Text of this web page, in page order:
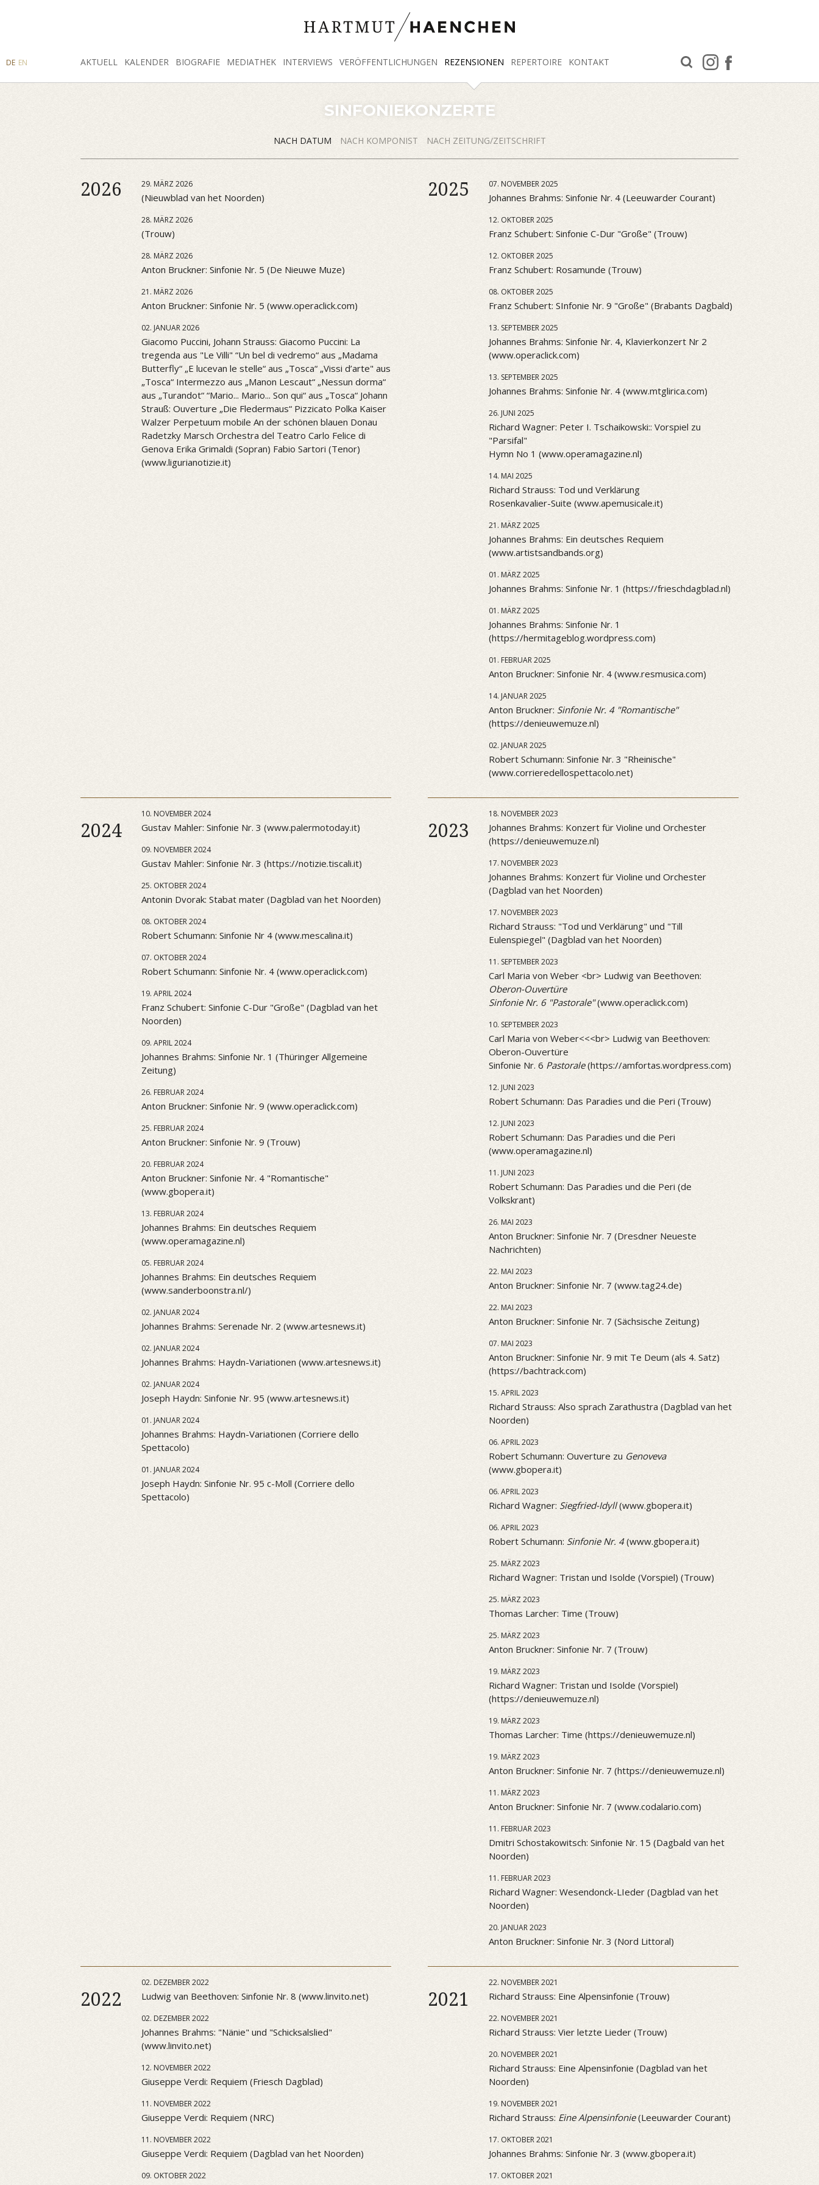
AKTUELL KALENDER BIOGRAFIE MEDIATHEK INTERVIEWS VERÖFFENTLICHUNGEN REZENSIONEN REPERTOIRE KONTAKT
FACEBOOK
INSTAGRAM
SUCHE
DE EN
SINFONIEKONZERTE
NACH DATUM NACH KOMPONIST NACH ZEITUNG/ZEITSCHRIFT
2026 29. MÄRZ 2026
(Nieuwblad van het Noorden)
28. MÄRZ 2026
(Trouw)
28. MÄRZ 2026
Anton Bruckner: Sinfonie Nr. 5 (De Nieuwe Muze)
21. MÄRZ 2026
Anton Bruckner: Sinfonie Nr. 5 (www.operaclick.com)
02. JANUAR 2026
Giacomo Puccini, Johann Strauss: Giacomo Puccini: La
tregenda aus "Le Villi" “Un bel di vedremo“ aus „Madama
Butterfly“ „E lucevan le stelle“ aus „Tosca“ „Vissi d’arte" aus
„Tosca“ Intermezzo aus „Manon Lescaut“ „Nessun dorma“
aus „Turandot“ “Mario... Mario... Son qui“ aus „Tosca“ Johann
Strauß: Ouverture „Die Fledermaus“ Pizzicato Polka Kaiser
Walzer Perpetuum mobile An der schönen blauen Donau
Radetzky Marsch Orchestra del Teatro Carlo Felice di
Genova Erika Grimaldi (Sopran) Fabio Sartori (Tenor)
(www.ligurianotizie.it)
2025 07. NOVEMBER 2025
Johannes Brahms: Sinfonie Nr. 4 (Leeuwarder Courant)
12. OKTOBER 2025
Franz Schubert: Sinfonie C-Dur "Große" (Trouw)
12. OKTOBER 2025
Franz Schubert: Rosamunde (Trouw)
08. OKTOBER 2025
Franz Schubert: SInfonie Nr. 9 "Große" (Brabants Dagbald)
13. SEPTEMBER 2025
Johannes Brahms: Sinfonie Nr. 4, Klavierkonzert Nr 2
(www.operaclick.com)
13. SEPTEMBER 2025
Johannes Brahms: Sinfonie Nr. 4 (www.mtglirica.com)
26. JUNI 2025
Richard Wagner: Peter I. Tschaikowski:: Vorspiel zu
"Parsifal"
Hymn No 1 (www.operamagazine.nl)
14. MAI 2025
Richard Strauss: Tod und Verklärung
Rosenkavalier-Suite (www.apemusicale.it)
21. MÄRZ 2025
Johannes Brahms: Ein deutsches Requiem
(www.artistsandbands.org)
01. MÄRZ 2025
Johannes Brahms: Sinfonie Nr. 1 (https://frieschdagblad.nl)
01. MÄRZ 2025
Johannes Brahms: Sinfonie Nr. 1
(https://hermitageblog.wordpress.com)
01. FEBRUAR 2025
Anton Bruckner: Sinfonie Nr. 4 (www.resmusica.com)
14. JANUAR 2025
Anton Bruckner: Sinfonie Nr. 4 "Romantische"
(https://denieuwemuze.nl)
02. JANUAR 2025
Robert Schumann: Sinfonie Nr. 3 "Rheinische"
(www.corrieredellospettacolo.net)
2024
10. NOVEMBER 2024
Gustav Mahler: Sinfonie Nr. 3 (www.palermotoday.it)
09. NOVEMBER 2024
Gustav Mahler: Sinfonie Nr. 3 (https://notizie.tiscali.it)
25. OKTOBER 2024
Antonin Dvorak: Stabat mater (Dagblad van het Noorden)
08. OKTOBER 2024
Robert Schumann: Sinfonie Nr 4 (www.mescalina.it)
07. OKTOBER 2024
Robert Schumann: Sinfonie Nr. 4 (www.operaclick.com)
19. APRIL 2024
Franz Schubert: Sinfonie C-Dur "Große" (Dagblad van het
Noorden)
09. APRIL 2024
Johannes Brahms: Sinfonie Nr. 1 (Thüringer Allgemeine
Zeitung)
26. FEBRUAR 2024
Anton Bruckner: Sinfonie Nr. 9 (www.operaclick.com)
25. FEBRUAR 2024
Anton Bruckner: Sinfonie Nr. 9 (Trouw)
20. FEBRUAR 2024
Anton Bruckner: Sinfonie Nr. 4 "Romantische"
(www.gbopera.it)
13. FEBRUAR 2024
Johannes Brahms: Ein deutsches Requiem
(www.operamagazine.nl)
05. FEBRUAR 2024
Johannes Brahms: Ein deutsches Requiem
(www.sanderboonstra.nl/)
02. JANUAR 2024
Johannes Brahms: Serenade Nr. 2 (www.artesnews.it)
02. JANUAR 2024
Johannes Brahms: Haydn-Variationen (www.artesnews.it)
02. JANUAR 2024
Joseph Haydn: Sinfonie Nr. 95 (www.artesnews.it)
01. JANUAR 2024
Johannes Brahms: Haydn-Variationen (Corriere dello
Spettacolo)
01. JANUAR 2024
Joseph Haydn: Sinfonie Nr. 95 c-Moll (Corriere dello
Spettacolo)
2023
18. NOVEMBER 2023
Johannes Brahms: Konzert für Violine und Orchester
(https://denieuwemuze.nl)
17. NOVEMBER 2023
Johannes Brahms: Konzert für Violine und Orchester
(Dagblad van het Noorden)
17. NOVEMBER 2023
Richard Strauss: "Tod und Verklärung" und "Till
Eulenspiegel" (Dagblad van het Noorden)
11. SEPTEMBER 2023
Carl Maria von Weber <br> Ludwig van Beethoven:
Oberon-Ouvertüre
Sinfonie Nr. 6 "Pastorale"(www.operaclick.com)
10. SEPTEMBER 2023
Carl Maria von Weber<<<br> Ludwig van Beethoven:
Oberon-Ouvertüre
Sinfonie Nr. 6 Pastorale(https://amfortas.wordpress.com)
12. JUNI 2023
Robert Schumann: Das Paradies und die Peri (Trouw)
12. JUNI 2023
Robert Schumann: Das Paradies und die Peri
(www.operamagazine.nl)
11. JUNI 2023
Robert Schumann: Das Paradies und die Peri (de
Volkskrant)
26. MAI 2023
Anton Bruckner: Sinfonie Nr. 7 (Dresdner Neueste
Nachrichten)
22. MAI 2023
Anton Bruckner: Sinfonie Nr. 7 (www.tag24.de)
22. MAI 2023
Anton Bruckner: Sinfonie Nr. 7 (Sächsische Zeitung)
07. MAI 2023
Anton Bruckner: Sinfonie Nr. 9 mit Te Deum (als 4. Satz)
(https://bachtrack.com)
15. APRIL 2023
Richard Strauss: Also sprach Zarathustra (Dagblad van het
Noorden)
06. APRIL 2023
Robert Schumann: Ouverture zu Genoveva
(www.gbopera.it)
06. APRIL 2023
Richard Wagner: Siegfried-Idyll(www.gbopera.it)
06. APRIL 2023
Robert Schumann: Sinfonie Nr. 4(www.gbopera.it)
25. MÄRZ 2023
Richard Wagner: Tristan und Isolde (Vorspiel) (Trouw)
25. MÄRZ 2023
Thomas Larcher: Time (Trouw)
25. MÄRZ 2023
Anton Bruckner: Sinfonie Nr. 7 (Trouw)
19. MÄRZ 2023
Richard Wagner: Tristan und Isolde (Vorspiel)
(https://denieuwemuze.nl)
19. MÄRZ 2023
Thomas Larcher: Time (https://denieuwemuze.nl)
19. MÄRZ 2023
Anton Bruckner: Sinfonie Nr. 7 (https://denieuwemuze.nl)
11. MÄRZ 2023
Anton Bruckner: Sinfonie Nr. 7 (www.codalario.com)
11. FEBRUAR 2023
Dmitri Schostakowitsch: Sinfonie Nr. 15 (Dagbald van het
Noorden)
11. FEBRUAR 2023
Richard Wagner: Wesendonck-LIeder (Dagblad van het
Noorden)
20. JANUAR 2023
Anton Bruckner: Sinfonie Nr. 3 (Nord Littoral)
2022
02. DEZEMBER 2022
Ludwig van Beethoven: Sinfonie Nr. 8 (www.linvito.net)
02. DEZEMBER 2022
Johannes Brahms: "Nänie" und "Schicksalslied"
(www.linvito.net)
12. NOVEMBER 2022
Giuseppe Verdi: Requiem (Friesch Dagblad)
11. NOVEMBER 2022
Giuseppe Verdi: Requiem (NRC)
11. NOVEMBER 2022
Giuseppe Verdi: Requiem (Dagblad van het Noorden)
09. OKTOBER 2022
2021
22. NOVEMBER 2021
Richard Strauss: Eine Alpensinfonie (Trouw)
22. NOVEMBER 2021
Richard Strauss: Vier letzte Lieder (Trouw)
20. NOVEMBER 2021
Richard Strauss: Eine Alpensinfonie (Dagblad van het
Noorden)
19. NOVEMBER 2021
Richard Strauss: Eine Alpensinfonie(Leeuwarder Courant)
17. OKTOBER 2021
Johannes Brahms: Sinfonie Nr. 3 (www.gbopera.it)
17. OKTOBER 2021